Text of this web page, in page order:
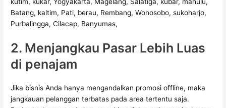
2. Menjangkau Pasar Lebih Luas
di penajam
Jika bisnis Anda hanya mengandalkan promosi offline, maka
jangkauan pelanggan terbatas pada area tertentu saja.